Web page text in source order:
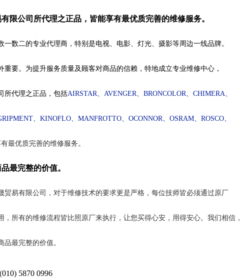
限公司所代理之正品，皆能享有最优质完善的维修服务。
一数二的专业代理商，特别是电视、电影、灯光、摄影等周边一线品牌。
重要。为提升服务质量及顾客对商品的信赖，特地成立专业维修中心，
所代理之正品，包括AIRSTAR、 AVENGER、 BRONCOLOR、 CHIMERA、
、 KINOFLO、 MANFROTTO、 OCONNOR、 OSRAM、 ROSCO、
最优质完善的维修服务。
最完整的价值。
贸易有限公司，对于维修技术的要求更是严格，每位技师皆必须通过原厂
，所有的维修流程皆比照原厂来执行，让您买得心安，用得安心。我们相信，
最完整的价值。
5870 0996